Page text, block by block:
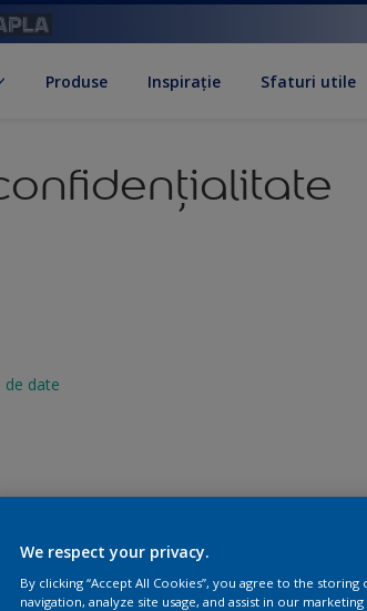
Produse Inspirație Sfaturi utile
de date
We respect your privacy.
By clicking “Accept All Cookies”, you agree to the
navigation, analyze site usage, and assist in our